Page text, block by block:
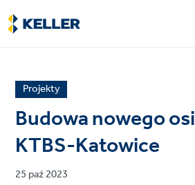
Skip
to
main
News
article
category
Projekty
Budowa nowego
KTBS-Katowice
Published
25 paź 2023